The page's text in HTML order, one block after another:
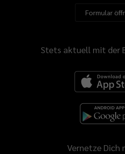
Formular
Stets aktuell mit der
Vernetze Dich